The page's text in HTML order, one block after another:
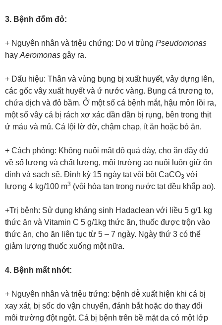
3. Bệnh đốm đỏ:
+ Nguyên nhân và triệu chứng: Do vi trùng Pseudomonas
hay Aeromonas gây ra.
+ Dấu hiệu: Thân và vùng bụng bị xuất huyết, vảy dựng lên,
các gốc vây xuất huyết và ứ nước vàng. Bụng cá trương to,
chứa dịch và đỏ bầm. Ở một số cá bệnh mắt, hậu môn lồi ra,
một số vây cá bị rách xơ xác dần dần bị rụng, bên trong thịt
ứ máu và mủ. Cá lội lờ đờ, chậm chạp, ít ăn hoặc bỏ ăn.
+ Cách phòng: Không nuôi mật độ quá dày, cho ăn đầy đủ
về số lượng và chất lượng, môi trường ao nuôi luôn giữ ổn
định và sạch sẽ. Định kỳ 15 ngày tạt vôi bột CaCO3 với
lượng 4 kg/100 m3 (vôi hòa tan trong nước tạt đều khắp ao).
+Trị bệnh: Sử dụng kháng sinh Hadaclean với liều 5 g/1 kg
thức ăn và Vitamin C 5 g/1kg thức ăn, thuốc được trộn vào
thức ăn, cho ăn liên tục từ 5 – 7 ngày. Ngày thứ 3 có thể
giảm lượng thuốc xuống một nữa.
4. Bệnh mất nhớt:
+ Nguyên nhân và triệu trứng: bệnh dễ xuất hiện khi cá bị
xay xát, bị sốc do vận chuyển, đánh bắt hoặc do thay đổi
môi trường đột ngột. Cá bị bệnh trên bề mặt da có một lớp